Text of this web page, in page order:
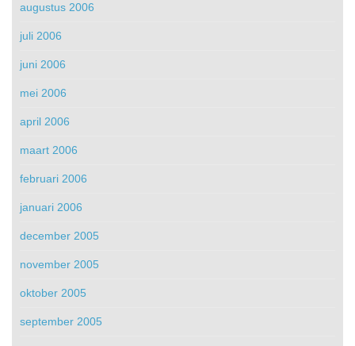
augustus 2006
juli 2006
juni 2006
mei 2006
april 2006
maart 2006
februari 2006
januari 2006
december 2005
november 2005
oktober 2005
september 2005